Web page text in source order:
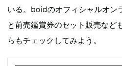
いる。boidのオフィシャルオン
と前売鑑賞券のセット販売など
らもチェックしてみよう。